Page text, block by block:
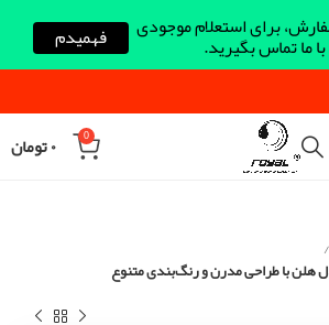
0 ۰تومان
هلن با طراحی مدرن و رنگ‌بندی متنوع
برای استعلام موجودی
ما تماس بگیرید. فهمیدم